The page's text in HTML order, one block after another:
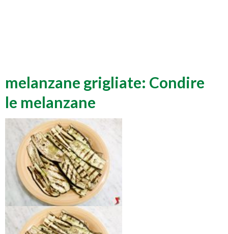
melanzane grigliate: Condire
le melanzane